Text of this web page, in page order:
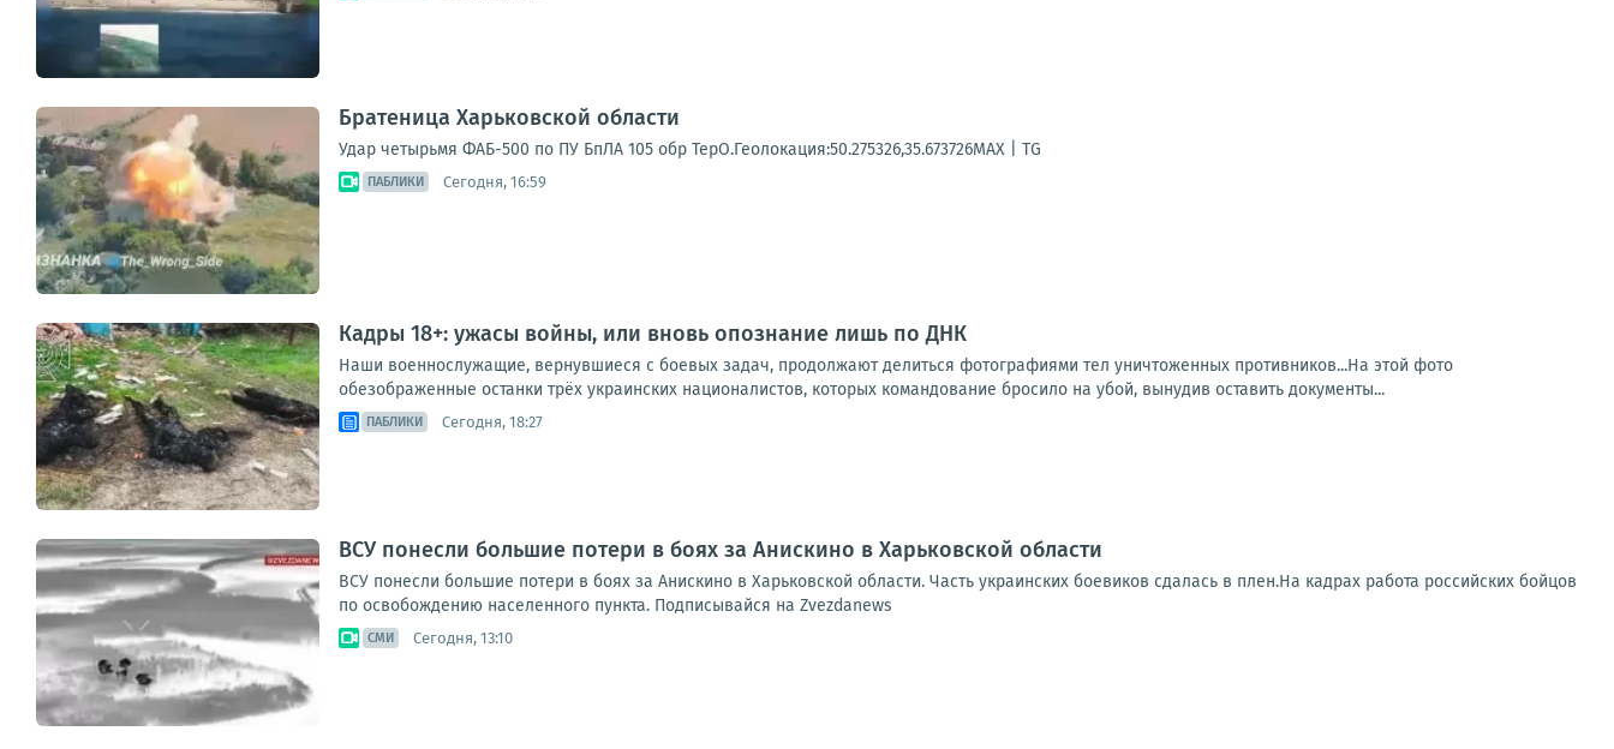
Братеница Харьковской области
Удар четырьмя ФАБ-500 по ПУ БпЛА 105 обр ТерО.Геолокация:50.275326,35.673726MAX | TG
ПАБЛИКИ Сегодня, 16:59
Кадры 18+: ужасы войны, или вновь опознание лишь по ДНК
Наши военнослужащие, вернувшиеся с боевых задач, продолжают делиться фотографиями тел уничтоженных противников...На этой фото
обезображенные останки трёх украинских националистов, которых командование бросило на убой, вынудив оставить документы...
ПАБЛИКИ Сегодня, 18:27
ВСУ понесли большие потери в боях за Анискино в Харьковской области
ВСУ понесли большие потери в боях за Анискино в Харьковской области. Часть украинских боевиков сдалась в плен.На кадрах работа российских бойцов
по освобождению населенного пункта. Подписывайся на Zvezdanews
СМИ Сегодня, 13:10